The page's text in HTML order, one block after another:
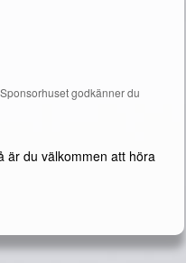
godkänner du
är du välkommen att höra